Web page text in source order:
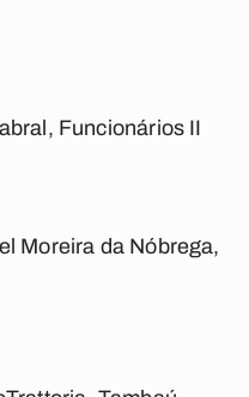
Funcionários II
Moreira da Nóbrega,